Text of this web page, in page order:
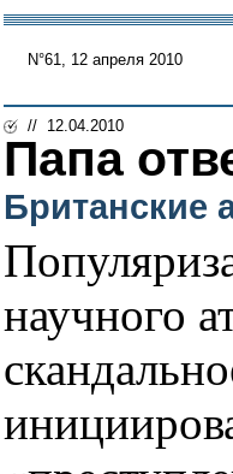
N°61, 12 апреля 2010
// 12.04.2010
Папа
Британские
научного